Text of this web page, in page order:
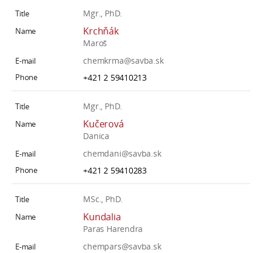
Mgr., PhD.
Krchňák
Maroš
chemkrma@savba.sk
+421 2 59410213
Mgr., PhD.
Kučerová
Danica
chemdani@savba.sk
+421 2 59410283
MSc., PhD.
Kundalia
Paras Harendra
chempars@savba.sk